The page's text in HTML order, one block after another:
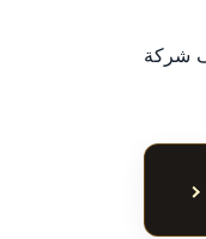
شركة
إظهار أو إخفاء جدول المحتويات